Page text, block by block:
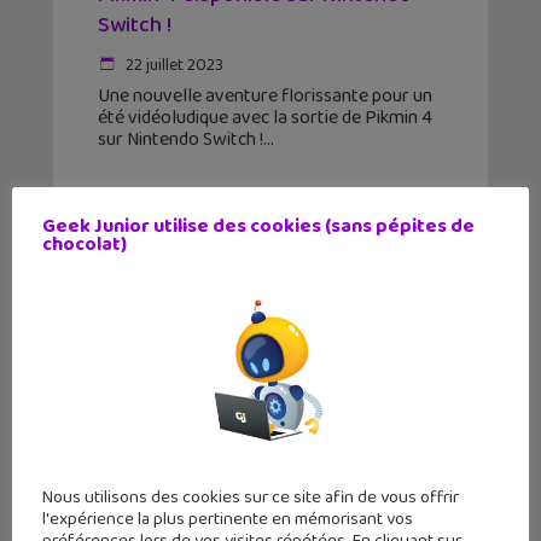
Switch !
22 juillet 2023
Une nouvelle aventure florissante pour un
été vidéoludique avec la sortie de Pikmin 4
sur Nintendo Switch !
Geek Junior utilise des cookies (sans pépites de
chocolat)
Nous utilisons des cookies sur ce site afin de vous offrir
l'expérience la plus pertinente en mémorisant vos